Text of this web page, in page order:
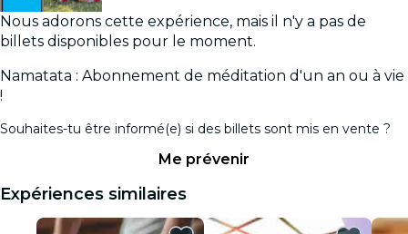
Nous adorons cette expérience, mais il n'y a pas de
billets disponibles pour le moment.
Namatata : Abonnement de méditation d'un an ou à vie
!
Souhaites-tu être informé(e) si des billets sont mis en vente ?
Me prévenir
Expériences similaires